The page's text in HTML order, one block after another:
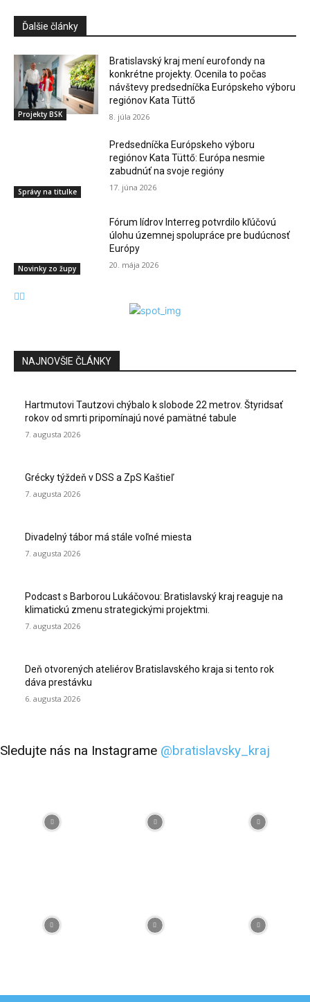
Ďalšie články
Projekty BSK
Bratislavský kraj mení eurofondy na
konkrétne projekty. Ocenila to počas
návštevy predsedníčka Európskeho výboru
regiónov Kata Tüttő
8. júla 2026
Správy na titulke
Predsedníčka Európskeho výboru
regiónov Kata Tüttő: Európa nesmie
zabudnúť na svoje regióny
17. júna 2026
Novinky zo župy
Fórum lídrov Interreg potvrdilo kľúčovú
úlohu územnej spolupráce pre budúcnosť
Európy
20. mája 2026
NAJNOVŠIE ČLÁNKY
Hartmutovi Tautzovi chýbalo k slobode 22 metrov. Štyridsať
rokov od smrti pripomínajú nové pamätné tabule
7. augusta 2026
Grécky týždeň v DSS a ZpS Kaštieľ
7. augusta 2026
Divadelný tábor má stále voľné miesta
7. augusta 2026
Podcast s Barborou Lukáčovou: Bratislavský kraj reaguje na
klimatickú zmenu strategickými projektmi.
7. augusta 2026
Deň otvorených ateliérov Bratislavského kraja si tento rok
dáva prestávku
6. augusta 2026
Sledujte nás na Instagrame @bratislavsky_kraj